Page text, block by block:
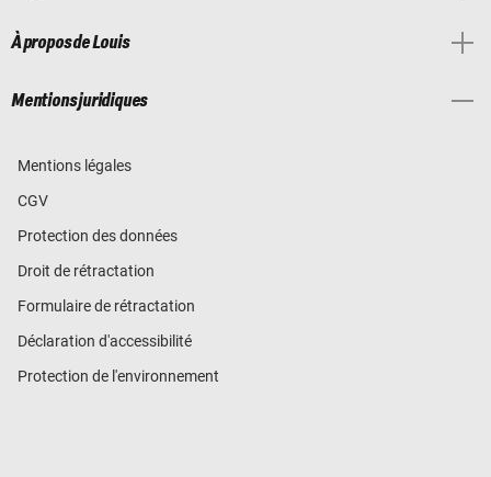
À propos de Louis
Mentions juridiques
Mentions légales
CGV
Protection des données
Droit de rétractation
Formulaire de rétractation
Déclaration d'accessibilité
Protection de l'environnement